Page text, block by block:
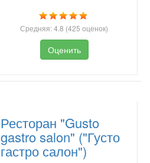
Средняя:4.8 (425 оценок)
Оценить
Ресторан "Gusto
gastro salon" ("Густо
гастро салон")